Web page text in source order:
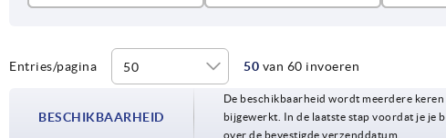
M12
20
25
Entries/pagina 50 van 60 invoeren
BESCHIKBAARHEID
De beschikbaarheid wordt meerdere
bijgewerkt. In de laatste stap voordat je je
over de bevestigde verzenddatum.